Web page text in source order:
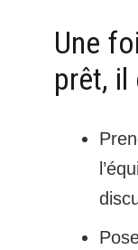
Une
prêt,